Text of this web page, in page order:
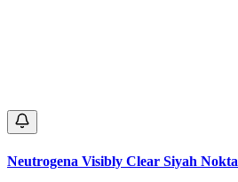
Neutrogena Visibly Clear Siyah